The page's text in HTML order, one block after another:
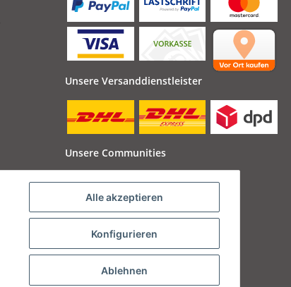
Unsere Versanddienstleister
Unsere Communities
Alle akzeptieren
Konfigurieren
Ablehnen